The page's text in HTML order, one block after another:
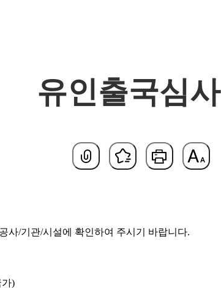
유인출국심사
사/기관/시설에 확인하여 주시기 바랍니다.
)